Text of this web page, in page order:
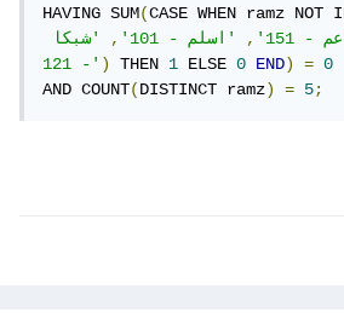
HAVING SUM(CASE WHEN ramz
- 151'
, 'اسلم - 101' ,
- 121') THEN 1 ELSE 0 END) =
0
AND COUNT(DISTINCT ramz) = 5;